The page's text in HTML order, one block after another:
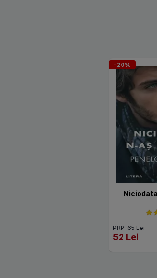
-20%
PRP: 65 Lei
52 Lei